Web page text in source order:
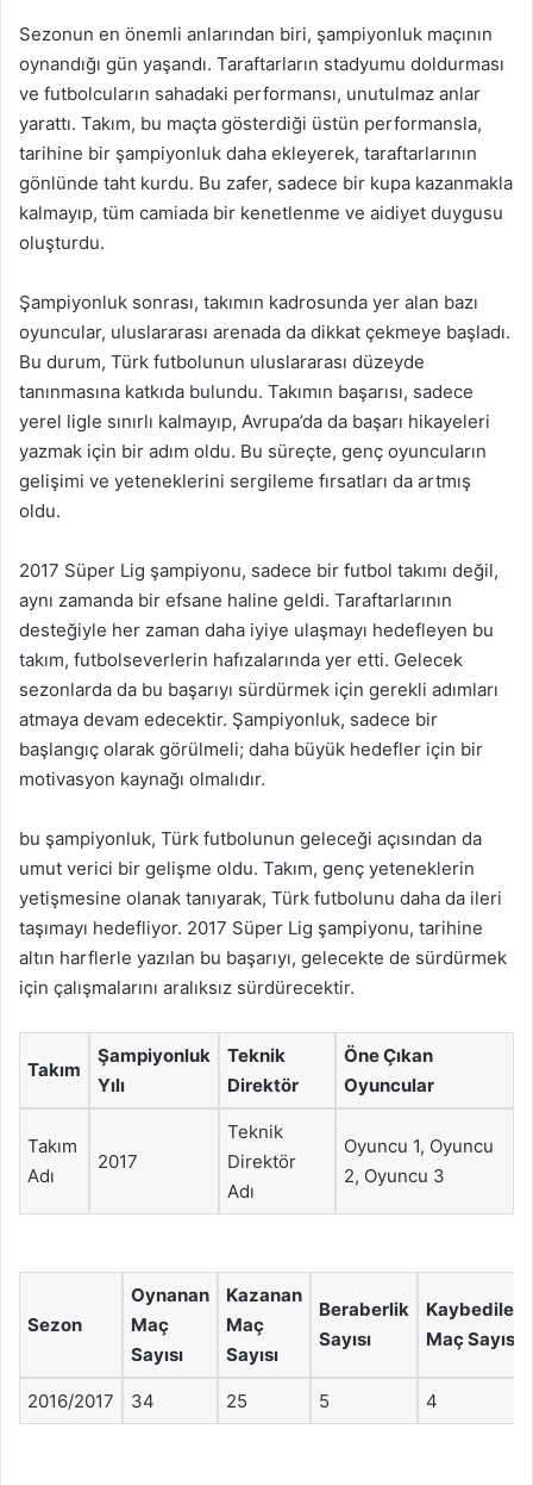
Sezonun en önemli anlarından biri, şampiyonluk maçının
oynandığı gün yaşandı. Taraftarların stadyumu doldurması
ve futbolcuların sahadaki performansı, unutulmaz anlar
yarattı. Takım, bu maçta gösterdiği üstün performansla,
tarihine bir şampiyonluk daha ekleyerek, taraftarlarının
gönlünde taht kurdu. Bu zafer, sadece bir kupa kazanmakla
kalmayıp, tüm camiada bir kenetlenme ve aidiyet duygusu
oluşturdu.
Şampiyonluk sonrası, takımın kadrosunda yer alan bazı
oyuncular, uluslararası arenada da dikkat çekmeye başladı.
Bu durum, Türk futbolunun uluslararası düzeyde
tanınmasına katkıda bulundu. Takımın başarısı, sadece
yerel ligle sınırlı kalmayıp, Avrupa’da da başarı hikayeleri
yazmak için bir adım oldu. Bu süreçte, genç oyuncuların
gelişimi ve yeteneklerini sergileme fırsatları da artmış
oldu.
2017 Süper Lig şampiyonu, sadece bir futbol takımı değil,
aynı zamanda bir efsane haline geldi. Taraftarlarının
desteğiyle her zaman daha iyiye ulaşmayı hedefleyen bu
takım, futbolseverlerin hafızalarında yer etti. Gelecek
sezonlarda da bu başarıyı sürdürmek için gerekli adımları
atmaya devam edecektir. Şampiyonluk, sadece bir
başlangıç olarak görülmeli; daha büyük hedefler için bir
motivasyon kaynağı olmalıdır.
bu şampiyonluk, Türk futbolunun geleceği açısından da
umut verici bir gelişme oldu. Takım, genç yeteneklerin
yetişmesine olanak tanıyarak, Türk futbolunu daha da ileri
taşımayı hedefliyor. 2017 Süper Lig şampiyonu, tarihine
altın harflerle yazılan bu başarıyı, gelecekte de sürdürmek
için çalışmalarını aralıksız sürdürecektir.
Takım
Şampiyonluk
Yılı
Teknik
Direktör
Öne Çıkan
Oyuncular
Takım
Adı
2017
Teknik
Direktör
Adı
Oyuncu 1, Oyuncu
2, Oyuncu 3
Sezon
Oynanan
Maç
Sayısı
Kazanan
Maç
Sayısı
Beraberlik
Sayısı
Kaybedilen
Maç Sayısı
2016/2017 34 25 5 4